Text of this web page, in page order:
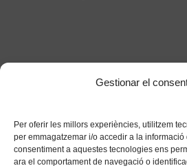
Gestionar el
Per oferir les millors experiències, utilitzem
per emmagatzemar i/o accedir a la
consentiment a aquestes tecnologies ens
ara el comportament de navegació o